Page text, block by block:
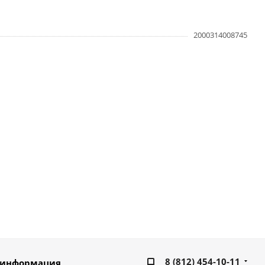
2000314008745
8 (812) 454-10-11